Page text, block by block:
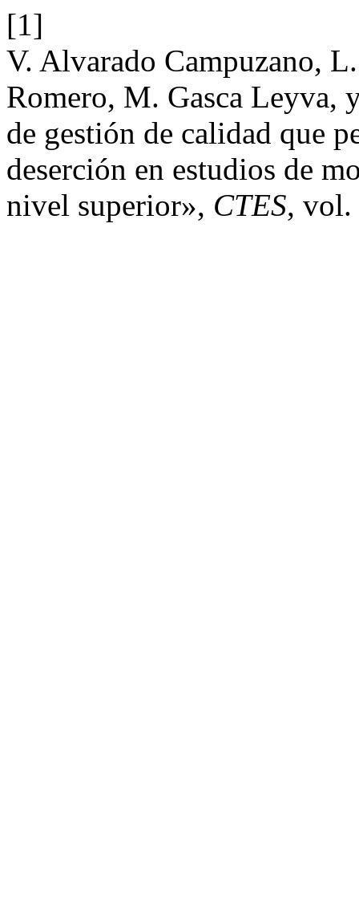
[1]
V. Alvarado Campuzano,
Romero, M. Gasca Leyva,
de gestión de calidad que
deserción en estudios de
nivel superior», CTES, vol.